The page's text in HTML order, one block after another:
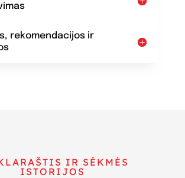
rekomendacijos ir
IR SĖKMĖS
ISTORIJOS